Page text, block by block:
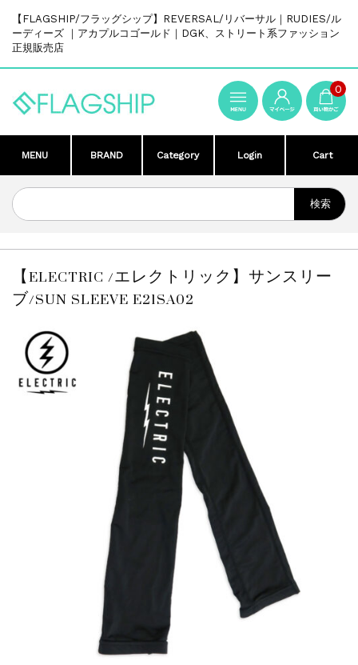
【FLAGSHIP/フラッグシップ】REVERSAL/リバーサル｜RUDIES/ル
ーディーズ ｜アカプルコゴールド｜DGK、ストリート系ファッション
正規販売店
0
MENU BRAND Category Login Cart
【ELECTRIC /エレクトリック】サンスリー
ブ/SUN SLEEVE E21SA02